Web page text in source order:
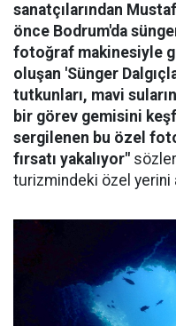
sanatçılarından
önce Bodrum'da
fotoğraf makinesiyle
oluşan 'Sünger
tutkunları, mavi
bir görev gemisini
sergilenen bu özel
fırsatı yakalıyor"
turizmindeki özel yerini